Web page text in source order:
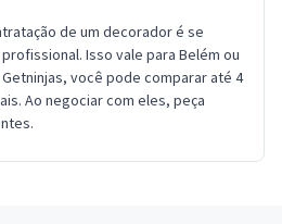
de um decorador é se
Isso vale para Belém ou
você pode comparar até 4
Ao negociar com eles, peça